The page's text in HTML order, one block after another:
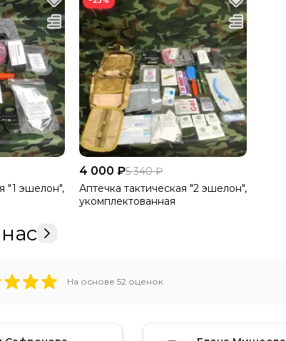
"1 эшелон",
4 000 ₽5 340 ₽
Аптечка тактическая "2 эшелон",
укомплектованная
На основе 52 оценок